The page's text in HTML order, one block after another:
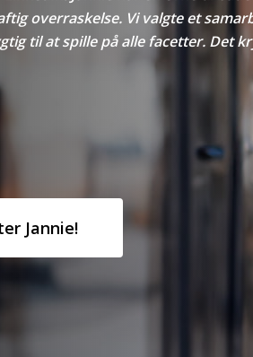
overraskelse. Vi valgte et
til at spille på alle facetter. Det
Jannie!